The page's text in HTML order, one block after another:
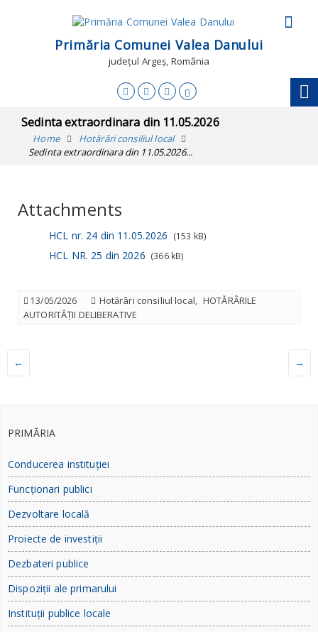
Primăria Comunei Valea Danului
județul Argeș, România
Sedinta extraordinara din 11.05.2026
Home
Hotărâri consiliul local
Sedinta extraordinara din 11.05.2026...
Attachments
HCL nr. 24 din 11.05.2026 (153 kB)
HCL NR. 25 din 2026 (366 kB)
13/05/2026 Hotărâri consiliul local, HOTĂRÂRILE
AUTORITĂȚII DELIBERATIVE
← →
PRIMĂRIA
Conducerea instituției
Funcționari publici
Dezvoltare locală
Proiecte de investiții
Dezbateri publice
Dispoziții ale primarului
Instituții publice locale